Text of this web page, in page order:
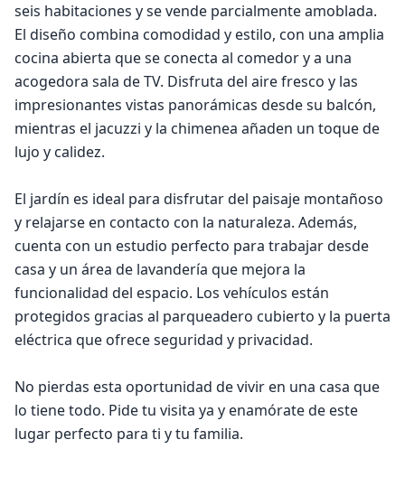
seis habitaciones y se vende parcialmente amoblada.
El diseño combina comodidad y estilo, con una amplia
cocina abierta que se conecta al comedor y a una
acogedora sala de TV. Disfruta del aire fresco y las
impresionantes vistas panorámicas desde su balcón,
mientras el jacuzzi y la chimenea añaden un toque de
lujo y calidez.
El jardín es ideal para disfrutar del paisaje montañoso
y relajarse en contacto con la naturaleza. Además,
cuenta con un estudio perfecto para trabajar desde
casa y un área de lavandería que mejora la
funcionalidad del espacio. Los vehículos están
protegidos gracias al parqueadero cubierto y la puerta
eléctrica que ofrece seguridad y privacidad.
No pierdas esta oportunidad de vivir en una casa que
lo tiene todo. Pide tu visita ya y enamórate de este
lugar perfecto para ti y tu familia.